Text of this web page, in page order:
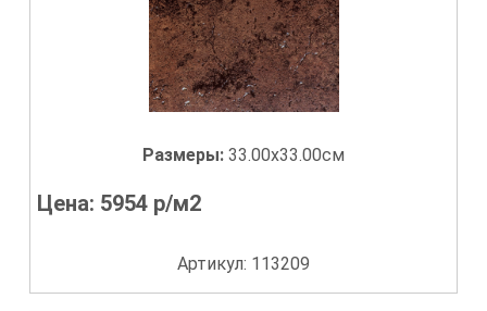
Размеры: 33.00x33.00см
Цена: 5954 р/м2
Артикул: 113209